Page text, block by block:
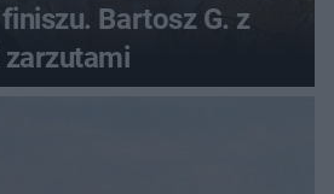
Bartosz G. z